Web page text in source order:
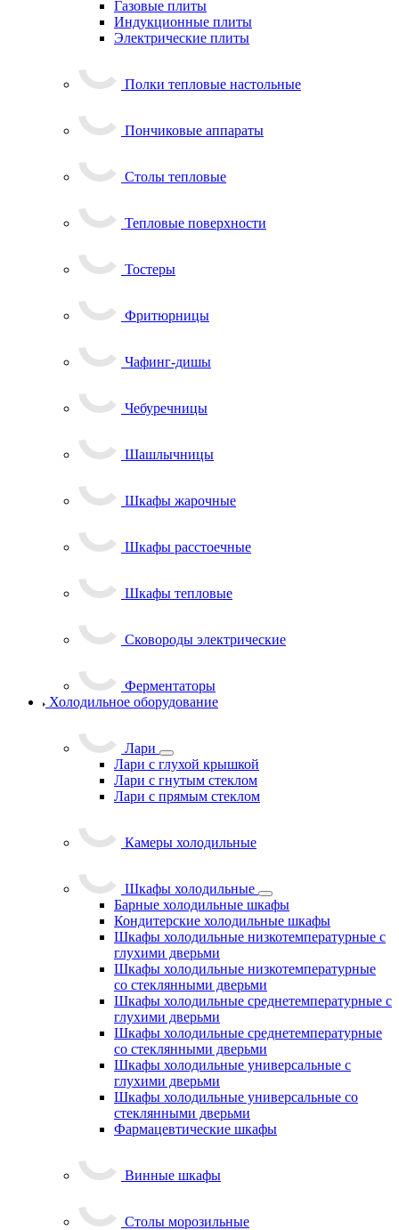
Газовые плиты
Индукционные плиты
Электрические плиты
Полки тепловые настольные
Пончиковые аппараты
Столы тепловые
Тепловые поверхности
Тостеры
Фритюрницы
Чафинг-дишы
Чебуречницы
Шашлычницы
Шкафы жарочные
Шкафы расстоечные
Шкафы тепловые
Сковороды электрические
Ферментаторы
Холодильное оборудование
Лари
Лари с глухой крышкой
Лари с гнутым стеклом
Лари с прямым стеклом
Камеры холодильные
Шкафы холодильные
Барные холодильные шкафы
Кондитерские холодильные шкафы
Шкафы холодильные низкотемпературные с
глухими дверьми
Шкафы холодильные низкотемпературные
со стеклянными дверьми
Шкафы холодильные среднетемпературные с
глухими дверьми
Шкафы холодильные среднетемпературные
со стеклянными дверьми
Шкафы холодильные универсальные с
глухими дверьми
Шкафы холодильные универсальные со
стеклянными дверьми
Фармацевтические шкафы
Винные шкафы
Столы морозильные